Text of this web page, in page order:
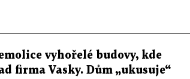
vyhořelé budovy, kde
firma Vasky. Dům „ukusuje“